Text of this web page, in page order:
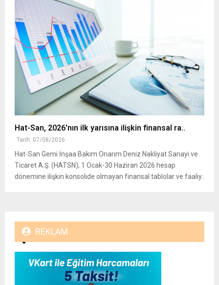
Hat-San, 2026'nın ilk yarısına ilişkin finansal ra..
Tarih: 07/08/2026
Hat-San Gemi İnşaa Bakım Onarım Deniz Nakliyat Sanayi ve
Ticaret A.Ş. (HATSN), 1 Ocak-30 Haziran 2026 hesap
dönemine ilişkin konsolide olmayan finansal tablolar ve faaliy..
REKLAM